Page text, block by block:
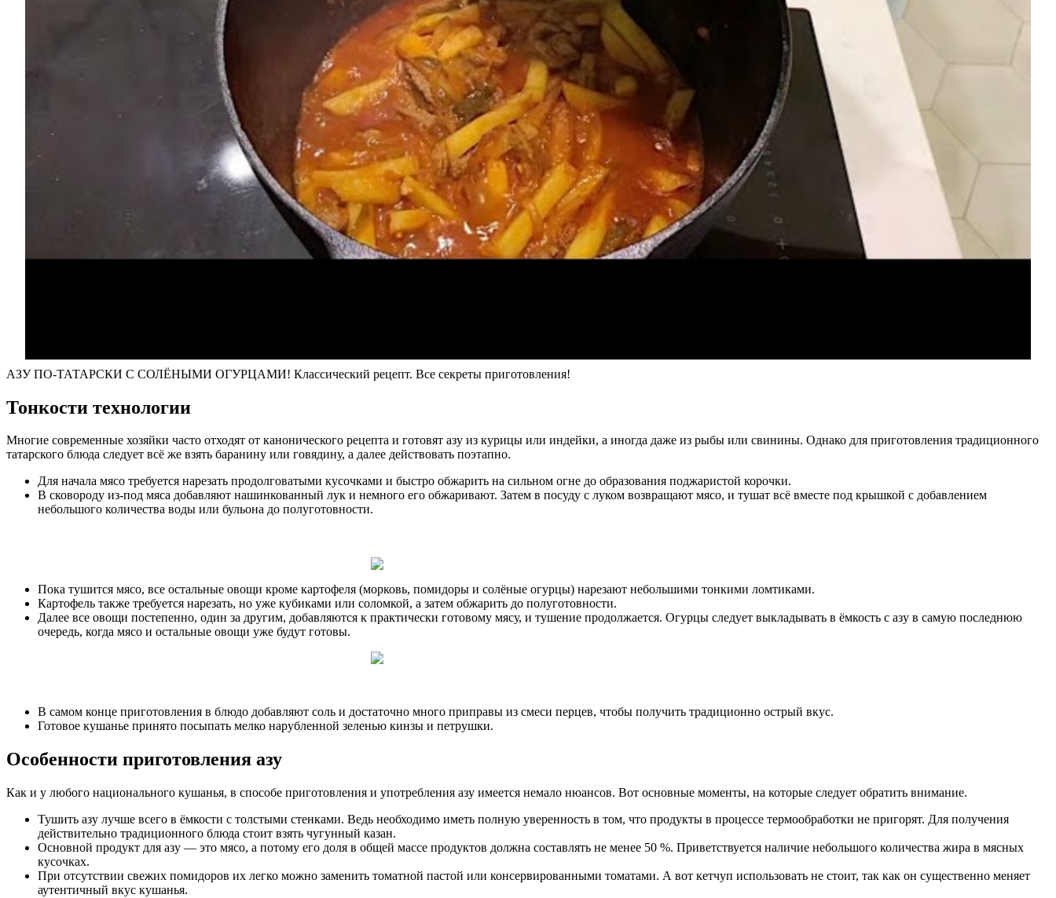
АЗУ ПО-ТАТАРСКИ С СОЛЁНЫМИ ОГУРЦАМИ! Классический рецепт. Все секреты приготовления!
Тонкости технологии
Многие современные хозяйки часто отходят от канонического рецепта и готовят азу из курицы или индейки, а иногда даже из рыбы или свинины. Однако для приготовления традиционного
татарского блюда следует всё же взять баранину или говядину, а далее действовать поэтапно.
Для начала мясо требуется нарезать продолговатыми кусочками и быстро обжарить на сильном огне до образования поджаристой корочки.
В сковороду из-под мяса добавляют нашинкованный лук и немного его обжаривают. Затем в посуду с луком возвращают мясо, и тушат всё вместе под крышкой с добавлением
небольшого количества воды или бульона до полуготовности.
Пока тушится мясо, все остальные овощи кроме картофеля (морковь, помидоры и солёные огурцы) нарезают небольшими тонкими ломтиками.
Картофель также требуется нарезать, но уже кубиками или соломкой, а затем обжарить до полуготовности.
Далее все овощи постепенно, один за другим, добавляются к практически готовому мясу, и тушение продолжается. Огурцы следует выкладывать в ёмкость с азу в самую последнюю
очередь, когда мясо и остальные овощи уже будут готовы.
В самом конце приготовления в блюдо добавляют соль и достаточно много приправы из смеси перцев, чтобы получить традиционно острый вкус.
Готовое кушанье принято посыпать мелко нарубленной зеленью кинзы и петрушки.
Особенности приготовления азу
Как и у любого национального кушанья, в способе приготовления и употребления азу имеется немало нюансов. Вот основные моменты, на которые следует обратить внимание.
Тушить азу лучше всего в ёмкости с толстыми стенками. Ведь необходимо иметь полную уверенность в том, что продукты в процессе термообработки не пригорят. Для получения
действительно традиционного блюда стоит взять чугунный казан.
Основной продукт для азу — это мясо, а потому его доля в общей массе продуктов должна составлять не менее 50 %. Приветствуется наличие небольшого количества жира в мясных
кусочках.
При отсутствии свежих помидоров их легко можно заменить томатной пастой или консервированными томатами. А вот кетчуп использовать не стоит, так как он существенно меняет
аутентичный вкус кушанья.